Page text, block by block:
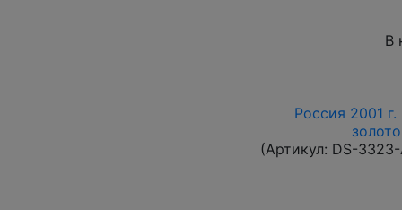
В
Россия 2001
(Артикул: DS-